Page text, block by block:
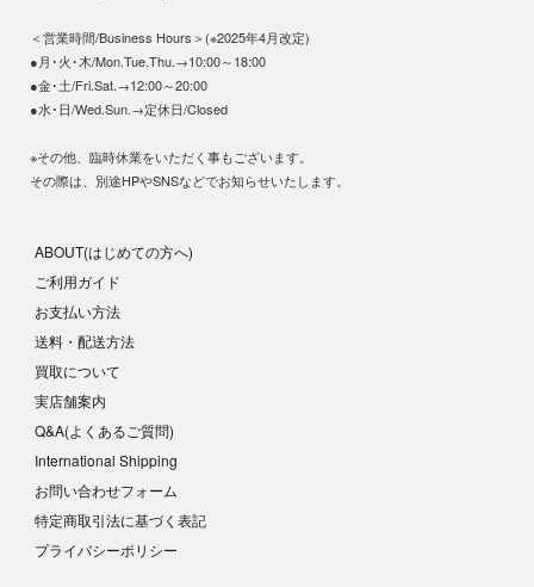
＜営業時間/Business Hours＞(※2025年4月改定)
●月･火･木/Mon.Tue.Thu.→10:00～18:00
●金･土/Fri.Sat.→12:00～20:00
●水･日/Wed.Sun.→定休日/Closed
※その他、臨時休業をいただく事もございます。
その際は、別途HPやSNSなどでお知らせいたします。
ABOUT(はじめての方へ)
ご利用ガイド
お支払い方法
送料・配送方法
買取について
実店舗案内
Q&A(よくあるご質問)
International Shipping
お問い合わせフォーム
特定商取引法に基づく表記
プライバシーポリシー